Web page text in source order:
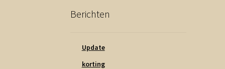
Berichten
Update
korting